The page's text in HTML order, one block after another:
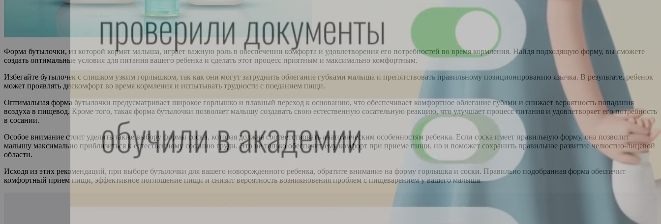
Форма бутылочки, из которой кормят малыша, играет важную роль в обеспечении комфорта и удовлетворения его потребностей во время кормления. Найдя подходящую форму, вы сможете
создать оптимальные условия для питания вашего ребенка и сделать этот процесс приятным и максимально комфортным.
Избегайте бутылочек с слишком узким горлышком, так как они могут затруднить облегание губками малыша и препятствовать правильному позиционированию язычка. В результате, ребенок
может проявлять дискомфорт во время кормления и испытывать трудности с поеданием пищи.
Оптимальная форма бутылочки предусматривает широкое горлышко и плавный переход к основанию, что обеспечивает комфортное облегание губами и снижает вероятность попадания
воздуха в пищевод. Кроме того, такая форма бутылочки позволяет малышу создавать свою естественную сосательную реакцию, что улучшает процесс питания и удовлетворяет его потребность
в сосании.
Особое внимание стоит уделить также выбору формы соски, которая должна соответствовать анатомическим особенностям ребенка. Если соска имеет правильную форму, она позволит
малышу максимально приблизиться к естественному сосанию груди. Это не только обеспечит ему комфорт при приеме пищи, но и поможет сохранить правильное развитие челюстно-лицевой
области.
Исходя из этих рекомендаций, при выборе бутылочки для вашего новорожденного ребенка, обратите внимание на форму горлышка и соски. Правильно подобранная форма обеспечит
комфортный прием пищи, эффективное поглощение пищи и снизит вероятность возникновения проблем с пищеварением у вашего малыша.